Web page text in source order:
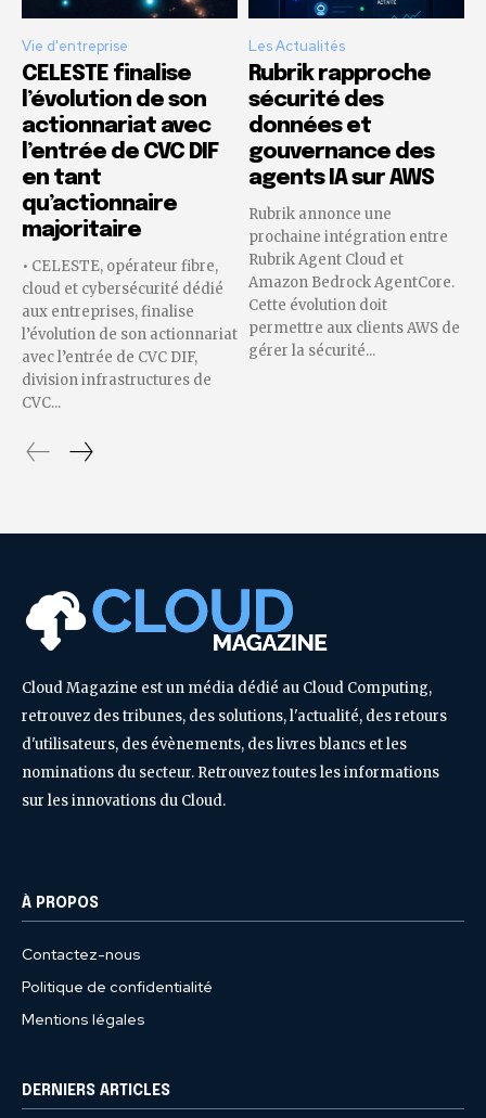
Vie d'entreprise
CELESTE finalise
l’évolution de son
actionnariat avec
l’entrée de CVC DIF
en tant
qu’actionnaire
majoritaire
• CELESTE, opérateur fibre,
cloud et cybersécurité dédié
aux entreprises, finalise
l’évolution de son actionnariat
avec l’entrée de CVC DIF,
division infrastructures de
CVC...
Les Actualités
Rubrik rapproche
sécurité des
données et
gouvernance des
agents IA sur AWS
Rubrik annonce une
prochaine intégration entre
Rubrik Agent Cloud et
Amazon Bedrock AgentCore.
Cette évolution doit
permettre aux clients AWS de
gérer la sécurité...
Cloud Magazine est un média dédié au Cloud Computing,
retrouvez des tribunes, des solutions, l'actualité, des retours
d'utilisateurs, des évènements, des livres blancs et les
nominations du secteur. Retrouvez toutes les informations
sur les innovations du Cloud.
À PROPOS
Contactez-nous
Politique de confidentialité
Mentions légales
DERNIERS ARTICLES